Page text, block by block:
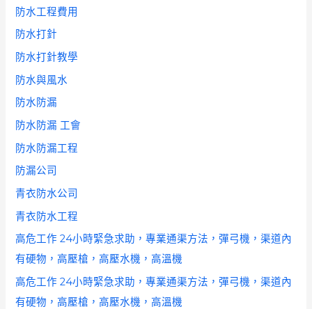
防水工程費用
防水打針
防水打針教學
防水與風水
防水防漏
防水防漏 工會
防水防漏工程
防漏公司
青衣防水公司
青衣防水工程
高危工作 24小時緊急求助，專業通渠方法，彈弓機，渠道內
有硬物，高壓槍，高壓水機，高溫機
高危工作 24小時緊急求助，專業通渠方法，彈弓機，渠道內
有硬物，高壓槍，高壓水機，高溫機